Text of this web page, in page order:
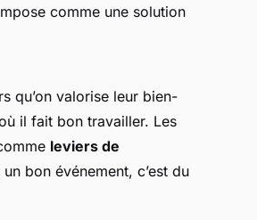
comme une solution
qu’on valorise leur bien-
il fait bon travailler. Les
leviers de
bon événement, c’est du